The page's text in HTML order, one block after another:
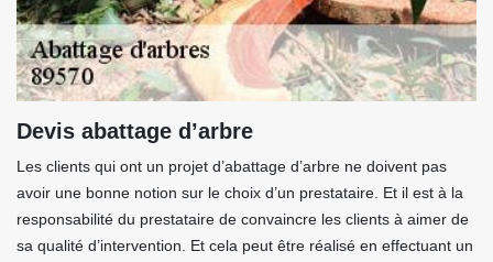
Devis abattage d’arbre
Les clients qui ont un projet d’abattage d’arbre ne doivent pas
avoir une bonne notion sur le choix d’un prestataire. Et il est à la
responsabilité du prestataire de convaincre les clients à aimer de
sa qualité d’intervention. Et cela peut être réalisé en effectuant un